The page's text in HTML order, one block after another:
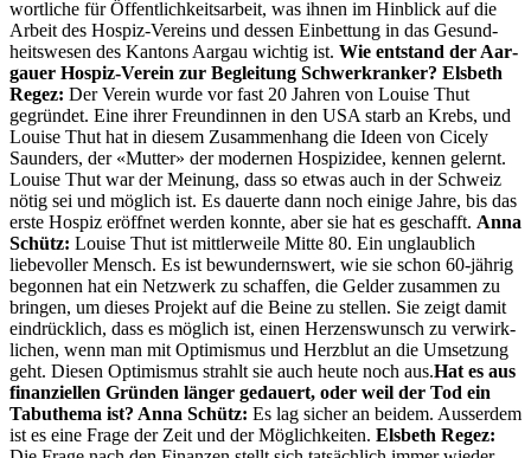
wortliche für Öffentlichkeit­sar­beit, was ihnen im Hin­blick auf die
Arbeit des Hos­piz-Vere­ins und dessen Ein­bet­tung in das Gesund­
heitswe­sen des Kan­tons Aar­gau wichtig ist. Wie ent­stand der Aar­
gauer Hos­piz-Vere­in zur Begleitung Schw­erkranker? Els­beth
Regez: Der Vere­in wurde vor fast 20 Jahren von Louise Thut
gegrün­det. Eine ihrer Fre­undin­nen in den USA starb an Krebs, und
Louise Thut hat in diesem Zusam­men­hang die Ideen von Cice­ly
Saun­ders, der «Mut­ter» der mod­er­nen Hos­pizidee, ken­nen gel­ernt.
Louise Thut war der Mei­n­ung, dass so etwas auch in der Schweiz
nötig sei und möglich ist. Es dauerte dann noch einige Jahre, bis das
erste Hos­piz eröffnet wer­den kon­nte, aber sie hat es geschafft. Anna
Schütz: Louise Thut ist mit­tler­weile Mitte 80. Ein unglaublich
liebevoller Men­sch. Es ist bewun­dern­swert, wie sie schon 60-jährig
begonnen hat ein Net­zw­erk zu schaf­fen, die Gelder zusam­men zu
brin­gen, um dieses Pro­jekt auf die Beine zu stellen. Sie zeigt damit
ein­drück­lich, dass es möglich ist, einen Herzenswun­sch zu ver­wirk­
lichen, wenn man mit Opti­mis­mus und Herzblut an die Umset­zung
geht. Diesen Opti­mis­mus strahlt sie auch heute noch aus.Hat es aus
finanziellen Grün­den länger gedauert, oder weil der Tod ein
Tabuthe­ma ist? Anna Schütz: Es lag sich­er an bei­dem. Ausser­dem
ist es eine Frage der Zeit und der Möglichkeit­en. Els­beth Regez: